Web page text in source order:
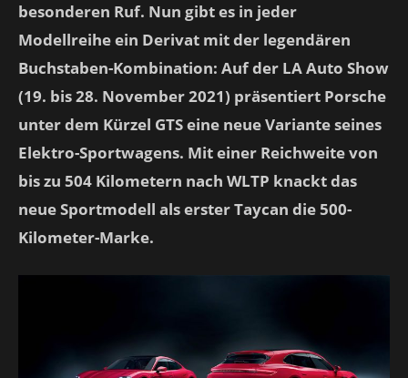
besonderen Ruf. Nun gibt es in jeder
Modellreihe ein Derivat mit der legendären
Buchstaben-Kombination: Auf der LA Auto Show
(19. bis 28. November 2021) präsentiert Porsche
unter dem Kürzel GTS eine neue Variante seines
Elektro-Sportwagens. Mit einer Reichweite von
bis zu 504 Kilometern nach WLTP knackt das
neue Sportmodell als erster Taycan die 500-
Kilometer-Marke.